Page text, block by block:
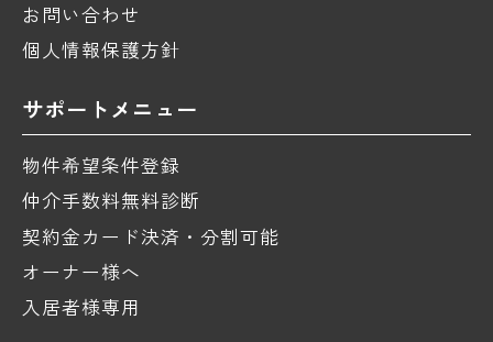
お問い合わせ
個人情報保護方針
サポートメニュー
物件希望条件登録
仲介手数料無料診断
契約金カード決済・分割可能
オーナー様へ
入居者様専用